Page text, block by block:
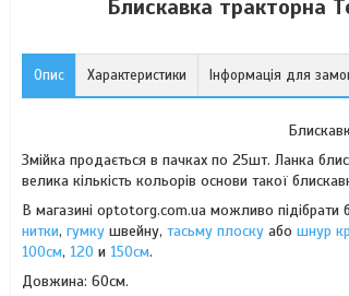
Блискавка тракторна
Опис Характеристики Інформація для
Змійка продається в пачках по 25шт. Ланка
велика кількість кольорів основи такої
В магазині optotorg.com.ua можливо підібрати
нитки, гумку швейну, тасьму плоску або шнур
100см, 120 и 150см.
Довжина: 60см.